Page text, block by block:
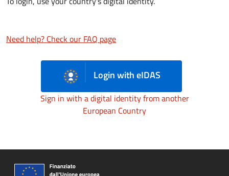
Need help? Check our FAQ page
Login with eIDAS
Sign in with a digital identity from another
European Country